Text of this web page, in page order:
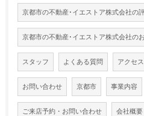
京都市の不動産･イエストア株式会社の
京都市の不動産･イエストア株式会社の
スタッフ よくある質問 アクセス
お問い合わせ 京都市 事業内容
ご来店予約・お問い合わせ 会社概要